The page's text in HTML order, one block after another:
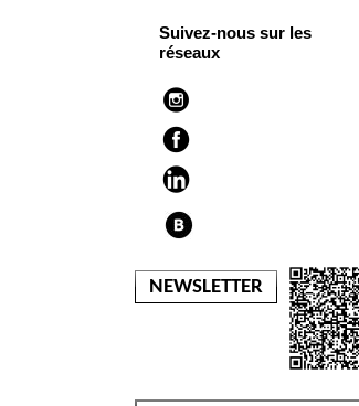
Suivez-nous sur les
réseaux
NEWSLETTER